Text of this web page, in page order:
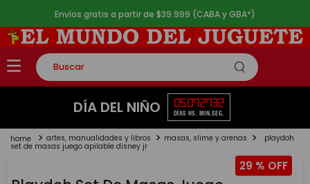
Envíos gratis a partir de $39.999 (CABA y GBA*)
Buscar
TÉRMINOS MÁS BUSCADOS
2.
lego
DÍA DEL NIÑO 05
DÍAS
07
HS.
27
MIN.
32
SEG.
artes, manualidades y libros masas, slime y arenas playdoh
set de masas juego apilable disney jr
29 %